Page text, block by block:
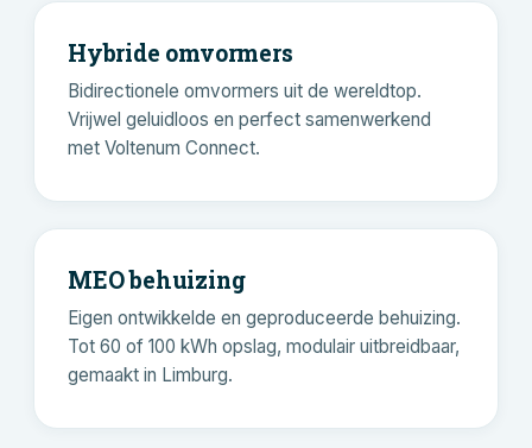
Hybride omvormers
Bidirectionele omvormers uit de wereldtop.
Vrijwel geluidloos en perfect samenwerkend
met Voltenum Connect.
MEO behuizing
Eigen ontwikkelde en geproduceerde behuizing.
Tot 60 of 100 kWh opslag, modulair uitbreidbaar,
gemaakt in Limburg.